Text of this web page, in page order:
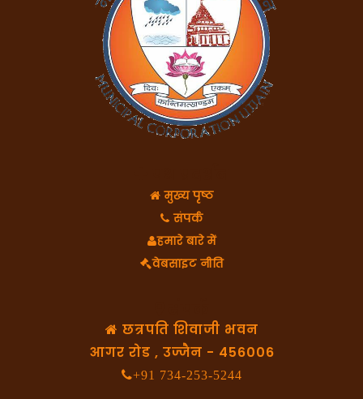
मुख्य पृष्ठ
संपर्क
हमारे बारे में
वेबसाइट नीति
छत्रपति शिवाजी भवन
आगर रोड , उज्जैन - 456006
+91 734-253-5244